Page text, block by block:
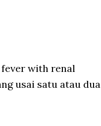
fever with renal
usai satu atau dua